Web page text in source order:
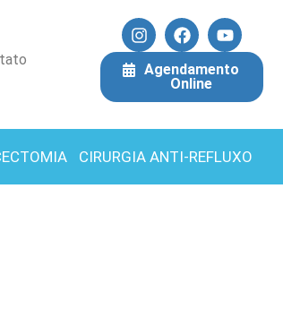
Agendamento
Online
CIRURGIA ANTI-REFLUXO